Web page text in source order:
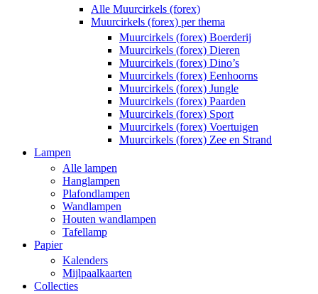
Alle Muurcirkels (forex)
Muurcirkels (forex) per thema
Muurcirkels (forex) Boerderij
Muurcirkels (forex) Dieren
Muurcirkels (forex) Dino’s
Muurcirkels (forex) Eenhoorns
Muurcirkels (forex) Jungle
Muurcirkels (forex) Paarden
Muurcirkels (forex) Sport
Muurcirkels (forex) Voertuigen
Muurcirkels (forex) Zee en Strand
Lampen
Alle lampen
Hanglampen
Plafondlampen
Wandlampen
Houten wandlampen
Tafellamp
Papier
Kalenders
Mijlpaalkaarten
Collecties